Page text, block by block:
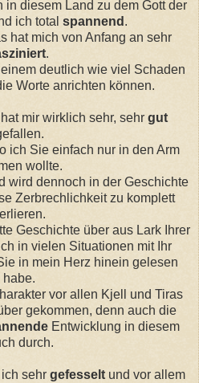
in diesem Land zu dem Gott der
ich total spannend .
hat mich von Anfang an sehr
.
deutlich wie viel Schaden
Worte anrichten können.
mir wirklich sehr, sehr gut
ich Sieeinfach nur in den Arm
wollte.
wird dennoch in der Geschichte
Zerbrechlichkeit zu komplett
Geschichte über aus Lark Ihrer
in vielen Situationen mit Ihr
in mein Herz hinein gelesen
habe.
vor allen Kjell und Tiras
gekommen, denn auch die
Entwicklung in diesem
durch.
sehr gefesselt und vor allem